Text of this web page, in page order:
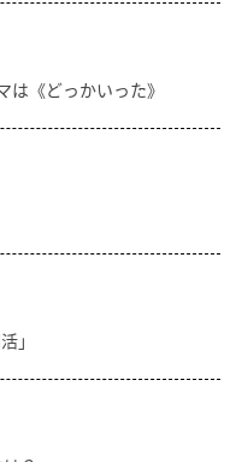
は《どっかいった》
」